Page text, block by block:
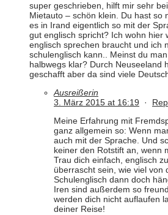
super geschrieben, hilft mir sehr
Mietauto – schön klein. Du hast so
es in Irand eigentlich so mit der
gut englisch spricht? Ich wohn hier
englisch sprechen braucht und ich
schulenglisch kann.. Meinst du
halbwegs klar? Durch Neuseeland
geschafft aber da sind viele
Ausreißerin
3. März 2015 at 16:19 ·
Meine Erfahrung mit
ganz allgemein so: Wenn
auch mit der Sprache. Und
keiner den Rotstift an, wenn
Trau dich einfach, englisch
überrascht sein, wie viel von
Schulenglisch dann doch
Iren sind außerdem so
werden dich nicht auflaufen
deiner Reise!